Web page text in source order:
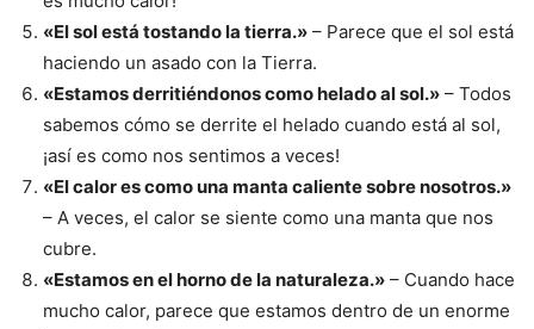
«El sol está tostando la tierra.» – Parece que el sol está
haciendo un asado con la Tierra.
«Estamos derritiéndonos como helado al sol.» – Todos
sabemos cómo se derrite el helado cuando está al sol,
¡así es como nos sentimos a veces!
«El calor es como una manta caliente sobre nosotros.»
– A veces, el calor se siente como una manta que nos
cubre.
«Estamos en el horno de la naturaleza.» – Cuando hace
mucho calor, parece que estamos dentro de un enorme